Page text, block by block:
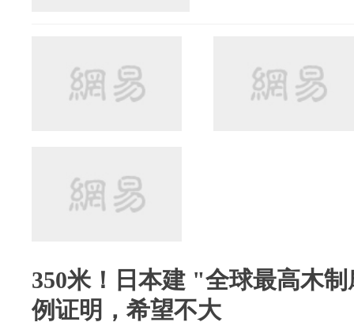
350米！日本建 "全球最高木
例证明，希望不大